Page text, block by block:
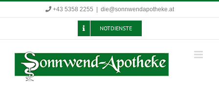
+43 5358 2255 die@sonnwendapotheke.at
NOTDIENSTE